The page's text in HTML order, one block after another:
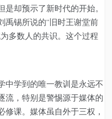
却预示了新时代的开始。
禹锡所说的“旧时王谢堂前
多数人的共识。这个过程
中学到的唯一教训是永远不
流，特别是警惕源于媒体的
课。媒体虽自外于三权，